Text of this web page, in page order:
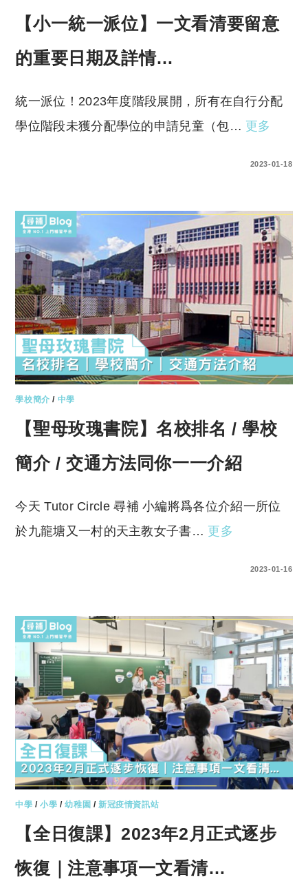
【小一統一派位】一文看清要留意
的重要日期及詳情…
統一派位！2023年度階段展開，所有在自行分配
學位階段未獲分配學位的申請兒童（包… 更多
2023-01-18
學校簡介 / 中學
【聖母玫瑰書院】名校排名 / 學校
簡介 / 交通方法同你一一介紹
今天 Tutor Circle 尋補 小編將爲各位介紹一所位
於九龍塘又一村的天主教女子書… 更多
2023-01-16
中學 /小學 /幼稚園 /新冠疫情資訊站
【全日復課】2023年2月正式逐步
恢復｜注意事項一文看清…